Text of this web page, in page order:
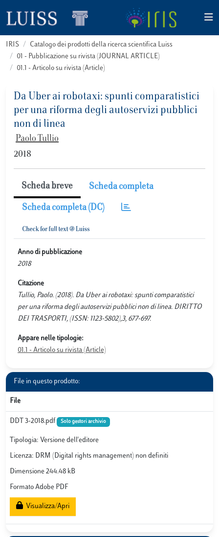
IRIS
Catalogo dei prodotti della ricerca scientifica Luiss
01 - Pubblicazione su rivista (JOURNAL ARTICLE)
01.1 - Articolo su rivista (Article)
Da Uber ai robotaxi: spunti comparatistici
per una riforma degli autoservizi pubblici
non di linea
Paolo Tullio
2018
Scheda breve Scheda completa
Scheda completa (DC)
Anno di pubblicazione
2018
Citazione
Tullio, Paolo. (2018). Da Uber ai robotaxi: spunti comparatistici
per una riforma degli autoservizi pubblici non di linea. DIRITTO
DEI TRASPORTI, (ISSN: 1123-5802),3, 677-697.
Appare nelle tipologie:
01.1 - Articolo su rivista (Article)
File in questo prodotto:
File
DDT 3-2018.pdf Solo gestori archivio
Tipologia: Versione dell'editore
Licenza: DRM (Digital rights management) non definiti
Dimensione 244.48 kB
Formato Adobe PDF
Visualizza/Apri